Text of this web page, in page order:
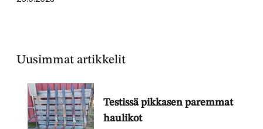
Uusimmat artikkelit
Testissä pikkasen paremmat
haulikot